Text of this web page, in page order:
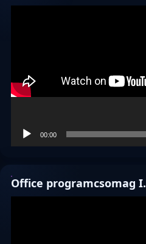
00:00
Office programcsomag I.